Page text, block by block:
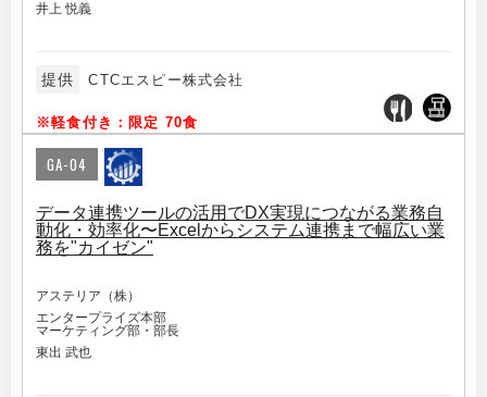
井上 悦義
提供 CTCエスピー株式会社
※軽食付き：限定 70食
GA-04
データ連携ツールの活用でDX実現につながる業務自
動化・効率化〜Excelからシステム連携まで幅広い業
務を"カイゼン"
アステリア（株）
エンタープライズ本部
マーケティング部・部長
東出 武也